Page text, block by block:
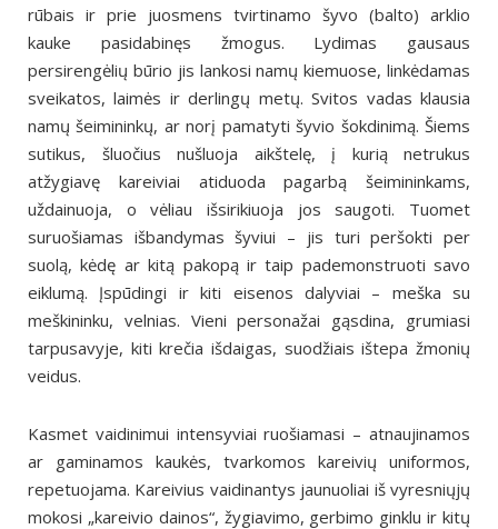
rūbais ir prie juosmens tvirtinamo šyvo (balto) arklio
kauke pasidabinęs žmogus. Lydimas gausaus
persirengėlių būrio jis lankosi namų kiemuose, linkėdamas
sveikatos, laimės ir derlingų metų. Svitos vadas klausia
namų šeimininkų, ar norį pamatyti šyvio šokdinimą. Šiems
sutikus, šluočius nušluoja aikštelę, į kurią netrukus
atžygiavę kareiviai atiduoda pagarbą šeimininkams,
uždainuoja, o vėliau išsirikiuoja jos saugoti. Tuomet
suruošiamas išbandymas šyviui – jis turi peršokti per
suolą, kėdę ar kitą pakopą ir taip pademonstruoti savo
eiklumą. Įspūdingi ir kiti eisenos dalyviai – meška su
meškininku, velnias. Vieni personažai gąsdina, grumiasi
tarpusavyje, kiti krečia išdaigas, suodžiais ištepa žmonių
veidus.
Kasmet vaidinimui intensyviai ruošiamasi – atnaujinamos
ar gaminamos kaukės, tvarkomos kareivių uniformos,
repetuojama. Kareivius vaidinantys jaunuoliai iš vyresniųjų
mokosi „kareivio dainos“, žygiavimo, gerbimo ginklu ir kitų